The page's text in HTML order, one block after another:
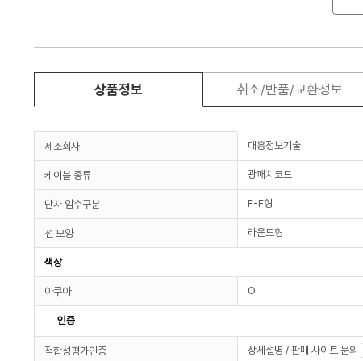
상품정보 취소/반품/교환정보
제조회사 대흥정보기술
케이블 종류 광패치코드
단자 암수구분 F-F형
선 모양 라운드형
색상
아쿠아 O
인증
적합성평가인증 상세설명 / 판매 사이트 문의